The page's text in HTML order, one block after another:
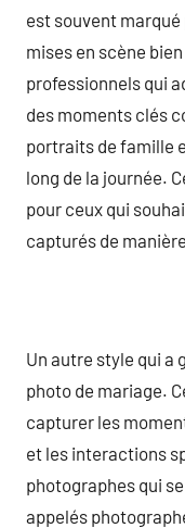
est souvent
mises en scène
professionnels qui
des moments clés
portraits de famille
long de la journée.
pour ceux qui
capturés de
Un autre style qui a
photo de mariage.
capturer les
et les interactions
photographes qui
appelés